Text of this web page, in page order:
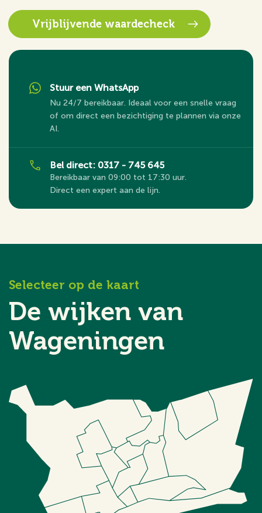
Vrijblijvende waardecheck
Stuur een WhatsApp
Nu 24/7 bereikbaar. Ideaal voor een snelle vraag
of om direct een bezichtiging te plannen via onze
AI.
Bel direct: 0317 - 745 645
Bereikbaar van 09:00 tot 17:30 uur.
Direct een expert aan de lijn.
Selecteer op de kaart
De wijken van
Wageningen